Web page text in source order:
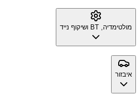
מולטימדיה, BT ושיקוף נייד
איבזור